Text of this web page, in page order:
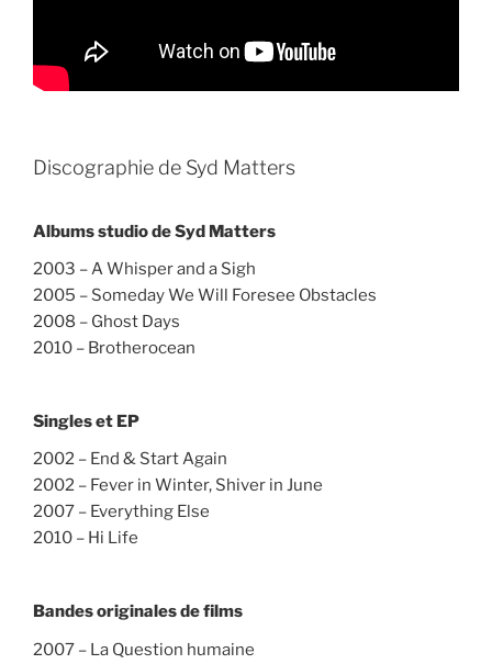
Discographie de Syd Matters
Albums studio de Syd Matters
2003 – A Whisper and a Sigh
2005 – Someday We Will Foresee Obstacles
2008 – Ghost Days
2010 – Brotherocean
Singles et EP
2002 – End & Start Again
2002 – Fever in Winter, Shiver in June
2007 – Everything Else
2010 – Hi Life
Bandes originales de films
2007 – La Question humaine